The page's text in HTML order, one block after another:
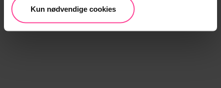
Kun nødvendige cookies